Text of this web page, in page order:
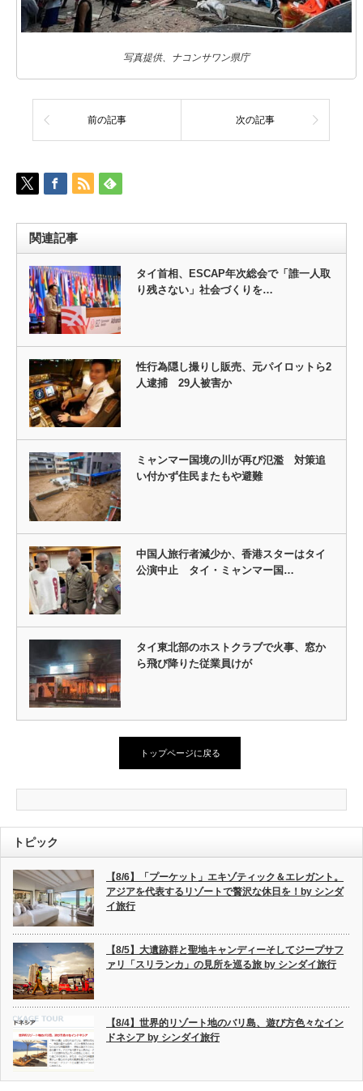
写真提供、ナコンサワン県庁
前の記事 次の記事
関連記事
タイ首相、ESCAP年次総会で「誰一人取
り残さない」社会づくりを…
性行為隠し撮りし販売、元パイロットら2
人逮捕 29人被害か
ミャンマー国境の川が再び氾濫 対策追
い付かず住民またもや避難
中国人旅行者減少か、香港スターはタイ
公演中止 タイ・ミャンマー国…
タイ東北部のホストクラブで火事、窓か
ら飛び降りた従業員けが
トップページに戻る
トピック
【8/6】「プーケット」エキゾティック＆エレガント。
アジアを代表するリゾートで贅沢な休日を！by シンダ
イ旅行
【8/5】大遺跡群と聖地キャンディーそしてジープサフ
ァリ「スリランカ」の見所を巡る旅 by シンダイ旅行
【8/4】世界的リゾート地のバリ島、遊び方色々なイン
ドネシア by シンダイ旅行